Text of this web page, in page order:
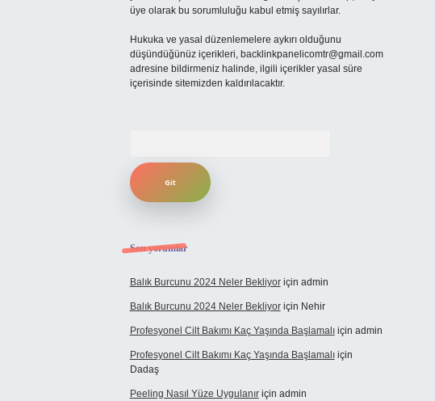
üye olarak bu sorumluluğu kabul etmiş sayılırlar.
Hukuka ve yasal düzenlemelere aykırı olduğunu
düşündüğünüz içerikleri, backlinkpanelicomtr@gmail.com
adresine bildirmeniz halinde, ilgili içerikler yasal süre
içerisinde sitemizden kaldırılacaktır.
Son yorumlar
Balık Burcunu 2024 Neler Bekliyoriçin admin
Balık Burcunu 2024 Neler Bekliyoriçin Nehir
Profesyonel Cilt Bakımı Kaç Yaşında Başlamalıiçin admin
Profesyonel Cilt Bakımı Kaç Yaşında Başlamalıiçin
Dadaş
Peeling Nasıl Yüze Uygulanıriçin admin